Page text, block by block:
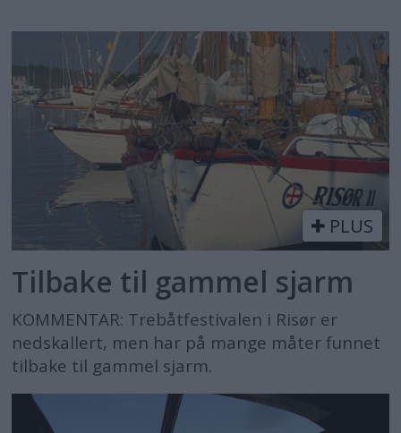
PLUS
Tilbake til gammel sjarm
KOMMENTAR: Trebåtfestivalen i Risør er
nedskallert, men har på mange måter funnet
tilbake til gammel sjarm.